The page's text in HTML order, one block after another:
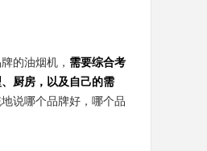
的油烟机， 需要综合考
厨房，以及自己的需
说哪个品牌好，哪个品